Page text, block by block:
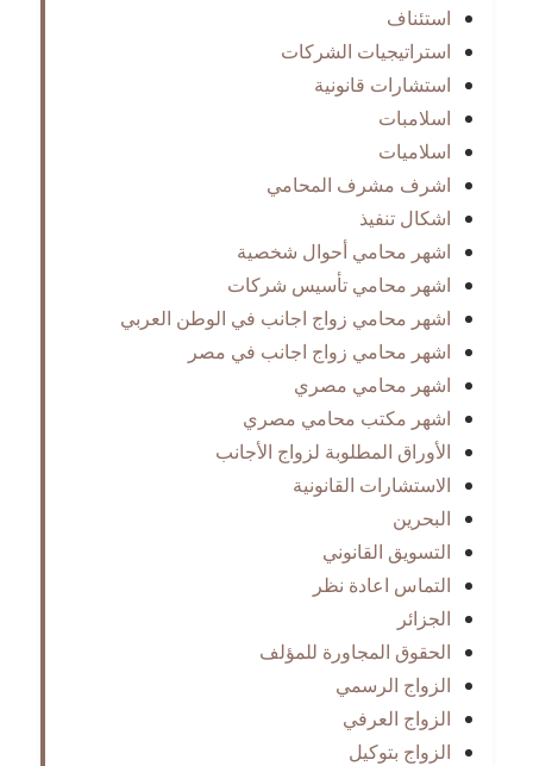
استئناف
استراتيجيات الشركات
استشارات قانونية
اسلامبات
اسلاميات
اشرف مشرف المحامي
اشكال تنفيذ
اشهر محامي أحوال شخصية
اشهر محامي تأسيس شركات
اشهر محامي زواج اجانب في الوطن العربي
اشهر محامي زواج اجانب في مصر
اشهر محامي مصري
اشهر مكتب محامي مصري
الأوراق المطلوبة لزواج الأجانب
الاستشارات القانونية
البحرين
التسويق القانوني
التماس اعادة نظر
الجزائر
الحقوق المجاورة للمؤلف
الزواج الرسمي
الزواج العرفي
الزواج بتوكيل